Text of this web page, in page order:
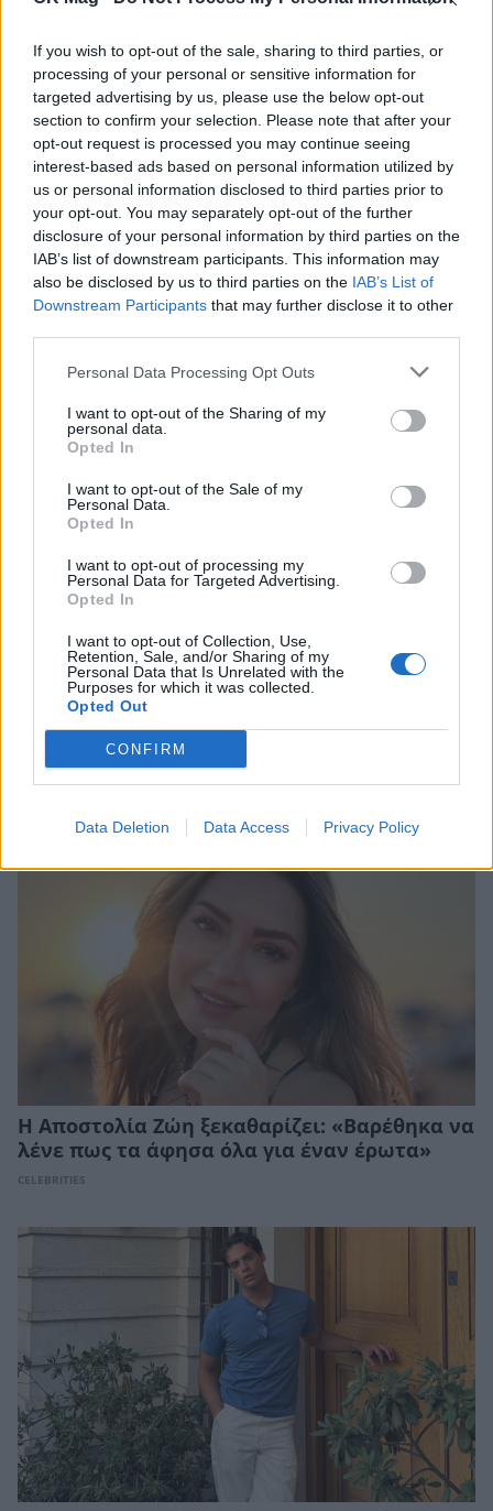
If you wish to opt-out of the sale, sharing to third parties, or
processing of your personal or sensitive information for
targeted advertising by us, please use the below opt-out
section to confirm your selection. Please note that after your
opt-out request is processed you may continue seeing
interest-based ads based on personal information utilized by
us or personal information disclosed to third parties prior to
your opt-out. You may separately opt-out of the further
disclosure of your personal information by third parties on the
IAB’s list of downstream participants. This information may
also be disclosed by us to third parties on the IAB’s List of
Downstream Participants that may further disclose it to other
Personal Data Processing Opt Outs
I want to opt-out of the Sharing of my
personal data.
Opted In
I want to opt-out of the Sale of my
Personal Data.
Opted In
I want to opt-out of processing my
Personal Data for Targeted Advertising.
Opted In
I want to opt-out of Collection, Use,
Retention, Sale, and/or Sharing of my
Personal Data that Is Unrelated with the
Purposes for which it was collected.
Opted Out
CONFIRM
Data Deletion Data Access Privacy Policy
Γιώργος Χριστοδούλου: «Προσπάθησα να
γίνω δημοφιλής…»
CELEBRITIES
Ευρυδίκη Βαλαβάνη: Οικογενειακές στιγμές
στην Εύβοια μαζί με τον Γρηγόρη Μόργκαν
και τον γιο τους – «Αυτή είναι η πραγματική
πολυτέλεια»
CELEBRITIES
Η Αποστολία Ζώη ξεκαθαρίζει: «Βαρέθηκα να
λένε πως τα άφησα όλα για έναν έρωτα»
CELEBRITIES